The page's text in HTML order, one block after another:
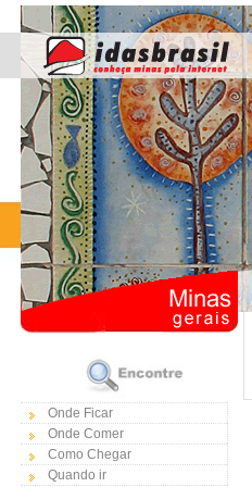
Onde Ficar
Onde Comer
Como Chegar
Quando ir